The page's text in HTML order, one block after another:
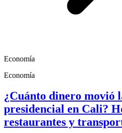
Economía
Economía
¿Cuánto dinero movió
presidencial en Cali?
restaurantes y